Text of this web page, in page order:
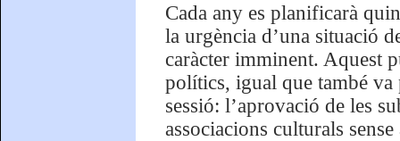
Cada any es planificarà
la urgència d’una situació
caràcter imminent. Aquest
polítics, igual que també va
sessió: l’aprovació de les
associacions culturals